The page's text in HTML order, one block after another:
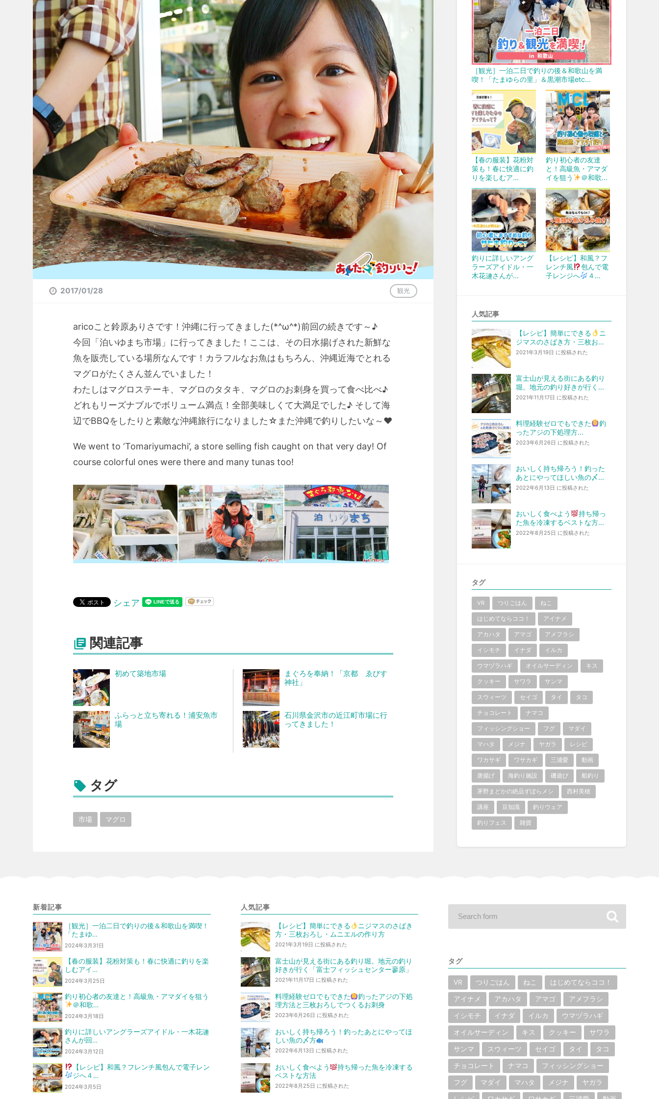
2017/01/28 観光
aricoこと鈴原ありさです！沖縄に行ってきました(*^ω^*)前回の続きです～♪
今回「泊いゆまち市場」に行ってきました！ここは、その日水揚げされた新鮮な
魚を販売している場所なんです！カラフルなお魚はもちろん、沖縄近海でとれる
マグロがたくさん並んでいました！
わたしはマグロステーキ、マグロのタタキ、マグロのお刺身を買って食べ比べ♪
どれもリーズナブルでボリューム満点！全部美味しくて大満足でした♪ そして海
辺でBBQをしたりと素敵な沖縄旅行になりました☆また沖縄で釣りしたいな～❤︎
We went to ‘Tomariyumachi’, a store selling fish caught on that very day! Of
course colorful ones were there and many tunas too!
シェア
 関連記事
初めて築地市場
ふらっと立ち寄れる！浦安魚市
場
まぐろを奉納！「京都 ゑびす
神社」
石川県金沢市の近江町市場に行
ってきました！
 タグ
市場 マグロ
［観光］一泊二日で釣りの後＆和歌山を満
喫！「たまゆらの里」＆黒潮市場etc…
【春の服装】花粉対
策も！春に快適に釣
りを楽しむア…
釣り初心者の友達
と！高級魚・アマダ
イを狙う
＠和歌…
釣りに詳しいアング
ラーズアイドル・一
木花漣さんが…
【レシピ】和風？フ
レンチ風
包んで電
子レンジへ
４…
人気記事
【レシピ】簡単にできる
ニ
ジマスのさばき方・三枚お...
2021年3月19日 に投稿された
富士山が見える街にある釣り
堀。地元の釣り好きが行く...
2021年11月17日 に投稿された
料理経験ゼロでもできた
釣
ったアジの下処理方...
2023年6月26日 に投稿された
おいしく持ち帰ろう！釣った
あとにやってほしい魚の〆...
2022年6月13日 に投稿された
おいしく食べよう
持ち帰っ
た魚を冷凍するベストな方...
2022年8月25日 に投稿された
タグ
VR つりごはん ねこ
はじめてならココ！ アイナメ
アカハタ アマゴ アメフラシ
イシモチ イナダ イルカ
ウマヅラハギ オイルサーディン キス
クッキー サワラ サンマ
スウィーツ セイゴ タイ タコ
チョコレート ナマコ
フィッシングショー フグ マダイ
マハタ メジナ ヤガラ レシピ
ワカサギ ワサカギ 三浦愛 動画
唐揚げ 海釣り施設 磯遊び 船釣り
茅野まどかの絶品ずぼらメシ 西村美穂
講座 豆知識 釣りウェア
釣りフェス 雑貨
新着記事
［観光］一泊二日で釣りの後＆和歌山を満喫！
「たまゆ…
2024年3月31日
【春の服装】花粉対策も！春に快適に釣りを楽
しむアイ…
2024年3月25日
釣り初心者の友達と！高級魚・アマダイを狙う
＠和歌…
2024年3月18日
釣りに詳しいアングラーズアイドル・一木花漣
さんが回…
2024年3月12日
【レシピ】和風？フレンチ風包んで電子レン
ジへ４…
2024年3月5日
人気記事
【レシピ】簡単にできる
ニジマスのさばき
方・三枚おろし・ムニエルの作り方
2021年3月19日 に投稿された
富士山が見える街にある釣り堀。地元の釣り
好きが行く「富士フィッシュセンター蓼原」
2021年11月17日 に投稿された
料理経験ゼロでもできた
釣ったアジの下処
理方法と三枚おろしでつくるお刺身
2023年6月26日 に投稿された
おいしく持ち帰ろう！釣ったあとにやってほ
しい魚の〆方
2022年6月13日 に投稿された
おいしく食べよう
持ち帰った魚を冷凍する
ベストな方法
2022年8月25日 に投稿された
タグ
VR つりごはん ねこ はじめてならココ！
アイナメ アカハタ アマゴ アメフラシ
イシモチ イナダ イルカ ウマヅラハギ
オイルサーディン キス クッキー サワラ
サンマ スウィーツ セイゴ タイ タコ
チョコレート ナマコ フィッシングショー
フグ マダイ マハタ メジナ ヤガラ